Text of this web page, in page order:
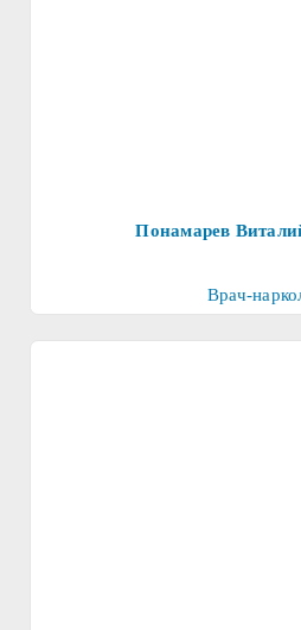
Понамарев
Врач-